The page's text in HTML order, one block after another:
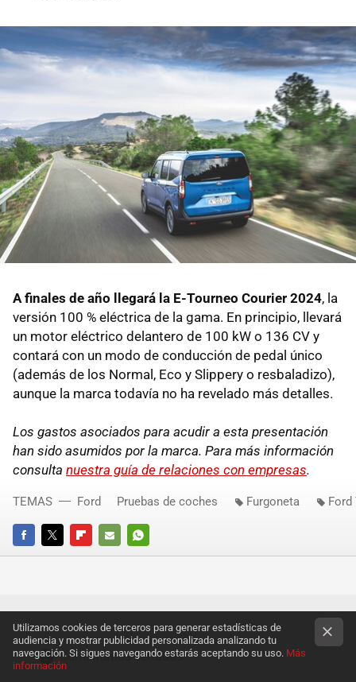
A finales de año llegará la E-Tourneo Courier 2024, la
versión 100 % eléctrica de la gama. En principio, llevará
un motor eléctrico delantero de 100 kW o 136 CV y
contará con un modo de conducción de pedal único
(además de los Normal, Eco y Slippery o resbaladizo),
aunque la marca todavía no ha revelado más detalles.
Los gastos asociados para acudir a esta presentación
han sido asumidos por la marca. Para más información
consulta nuestra guía de relaciones con empresas.
FACEBOOKTWITTERFLIPBOARD
E-
WHATSAPP
TEMAS Ford Pruebas de coches Furgoneta Ford
Comentarios cerrados
Utilizamos cookies de terceros para generar estadísticas de
audiencia y mostrar publicidad personalizada analizando tu
navegación. Si sigues navegando estarás aceptando su uso. Más
información